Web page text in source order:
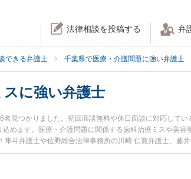
法律相談を投稿する 弁
できる弁護士 千葉県で医療・介護問題に強い弁護士
に強い弁護士
見つかりました。初回面談無料や休日面談に対応して
めます。医療・介護問題に関係する歯科治療ミスや美
隼斗弁護士や佐野総合法律事務所の川崎 仁寛弁護士、藤
日や夜間に発生した歯科治療ミスのトラブルを今すぐ
療ミスを法律相談できる千葉県内の弁護士に相談予約した